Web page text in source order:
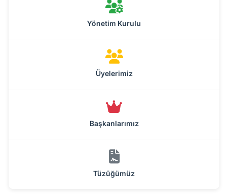
Yönetim Kurulu
Üyelerimiz
Başkanlarımız
Tüzüğümüz